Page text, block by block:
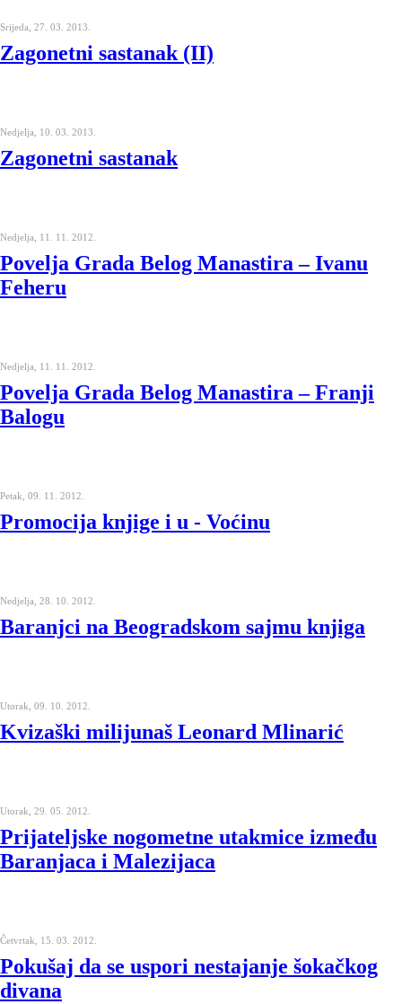
Srijeda, 27. 03. 2013.
Zagonetni sastanak (II)
Nedjelja, 10. 03. 2013.
Zagonetni sastanak
Nedjelja, 11. 11. 2012.
Povelja Grada Belog Manastira – Ivanu
Feheru
Nedjelja, 11. 11. 2012.
Povelja Grada Belog Manastira – Franji
Balogu
Petak, 09. 11. 2012.
Promocija knjige i u - Voćinu
Nedjelja, 28. 10. 2012.
Baranjci na Beogradskom sajmu knjiga
Utorak, 09. 10. 2012.
Kvizaški milijunaš Leonard Mlinarić
Utorak, 29. 05. 2012.
Prijateljske nogometne utakmice između
Baranjaca i Malezijaca
Četvrtak, 15. 03. 2012.
Pokušaj da se uspori nestajanje šokačkog
divana